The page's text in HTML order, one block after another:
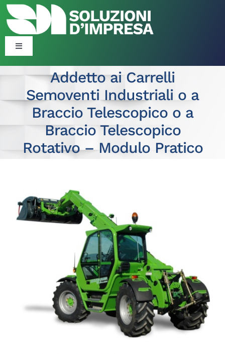
Salta
contenuto
Toggle
Corsi
Formazione Finanziata
Politiche Attive
Società Trasparente
Addetto ai Carrelli
Semoventi Industriali o a
Braccio Telescopico o a
Braccio Telescopico
Rotativo – Modulo Pratico
Ingrandisci
immagine